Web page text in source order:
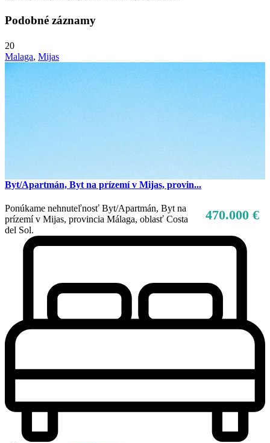
Podobné záznamy
20
Malaga, Mijas
Byt/Apartmán, Byt na prízemí v Mijas, provin...
470.000 €
Ponúkame nehnuteľnosť Byt/Apartmán, Byt na
prízemí v Mijas, provincia Málaga, oblasť Costa
del Sol.